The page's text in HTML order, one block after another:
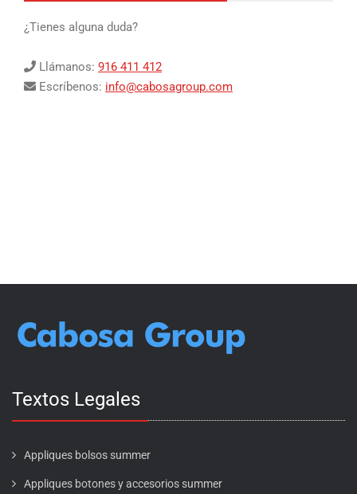
¿Tienes alguna duda?
Llámanos: 916 411 412
Escríbenos: info@cabosagroup.com
Textos Legales
Appliques bolsos summer
Appliques botones y accesorios summer